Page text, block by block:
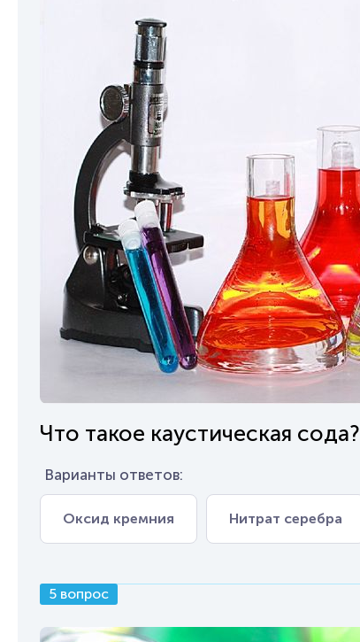
Что такое каустическая сода?
Варианты ответов:
Оксид кремния Нитрат серебра
5 вопрос